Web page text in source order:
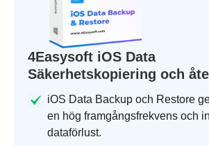
4Easysoft iOS Data
Säkerhetskopiering och
iOS Data Backup och Restore
en hög framgångsfrekvens och
dataförlust.